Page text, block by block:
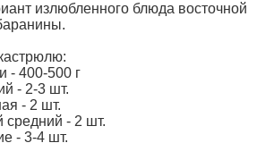
излюбленного блюда восточной
- 400-500 г
- 2-3 шт.
- 2 шт.
средний - 2 шт.
- 3-4 шт.